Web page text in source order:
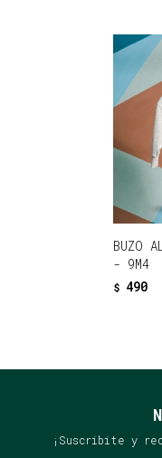
BUZO
- 9M4
$ 490
¡Suscribite y